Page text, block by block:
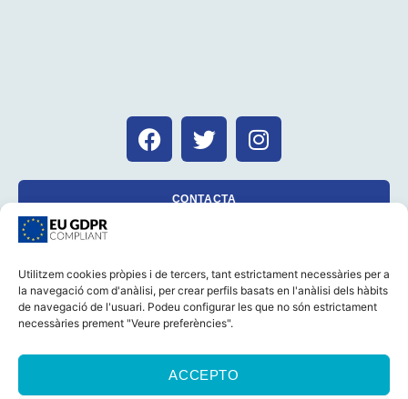
Utilitzem cookies pròpies i de tercers, tant estrictament necessàries per a
la navegació com d'anàlisi, per crear perfils basats en l'anàlisi dels hàbits
de navegació de l'usuari. Podeu configurar les que no són estrictament
necessàries prement "Veure preferències".
ACCEPTO
CONTACTA
CASTELLANO CATALÀ
AVÍS LEGAL
POLÍTICA DE GALETES (UE)
POLÍTICA DE PRIVACITAT